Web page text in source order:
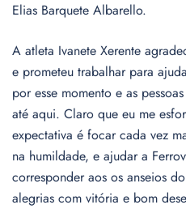
Elias Barquete Albarello.
A atleta Ivanete Xerente
e prometeu trabalhar para
por esse momento e as
até aqui. Claro que eu me
expectativa é focar cada vez
na humildade, e ajudar a
corresponder aos os anseios
alegrias com vitória e bom